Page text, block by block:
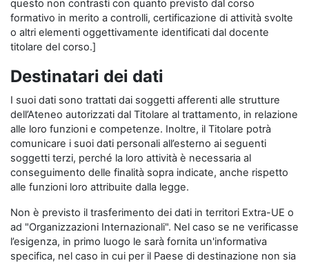
questo non contrasti con quanto previsto dal corso
formativo in merito a controlli, certificazione di attività svolte
o altri elementi oggettivamente identificati dal docente
titolare del corso.]
Destinatari dei dati
I suoi dati sono trattati dai soggetti afferenti alle strutture
dell’Ateneo autorizzati dal Titolare al trattamento, in relazione
alle loro funzioni e competenze. Inoltre, il Titolare potrà
comunicare i suoi dati personali all’esterno ai seguenti
soggetti terzi, perché la loro attività è necessaria al
conseguimento delle finalità sopra indicate, anche rispetto
alle funzioni loro attribuite dalla legge.
Non è previsto il trasferimento dei dati in territori Extra-UE o
ad "Organizzazioni Internazionali". Nel caso se ne verificasse
l’esigenza, in primo luogo le sarà fornita un'informativa
specifica, nel caso in cui per il Paese di destinazione non sia